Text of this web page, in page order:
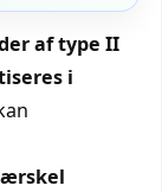
af type II
i